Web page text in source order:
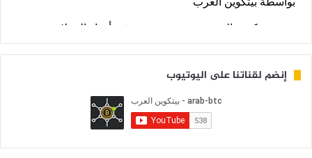
إنضم لقناتنا على اليوتيوب